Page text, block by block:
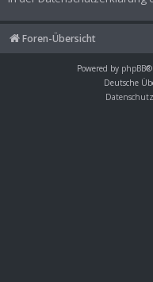
Foren-Übersicht
Powered by phpBB®
Deutsche
Datenschutz